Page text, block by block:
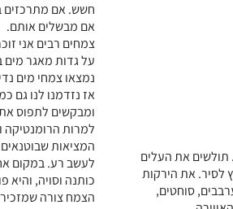
חשש. אם מתרכזים
אם מבשלים אותם.
צמחים רבים אני
על גדות מאגר מים
נמצאו צמחי מים
אז נזדמנו לנו גם
ומבקשים לתפוס
למרות
המציאות
לעשב רע. במקום
כותנה וסויה,
הצמח צורה
תולשים את העלים
לסיר. את הירקות
סוחטים,